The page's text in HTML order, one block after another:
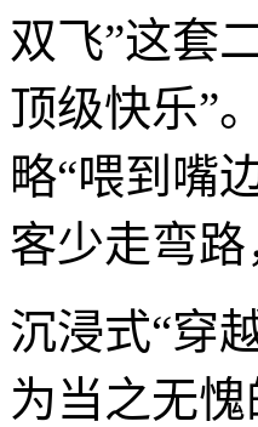
双飞”这套
顶级快乐”
略“喂到嘴
客少走弯
沉浸式“穿
为当之无